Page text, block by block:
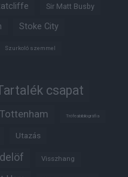
Sir Matt Busby
Stoke City
Szurkoló szemmel
csapat
Tottenham Trófeabibliográfia
Utazás
Visszhang